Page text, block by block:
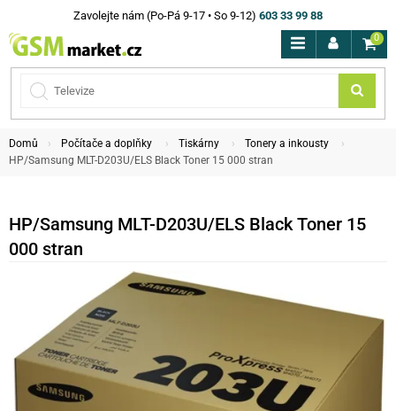
Zavolejte nám (Po-Pá 9-17 • So 9-12) 603 33 99 88
0
Domů Počítače a doplňky Tiskárny
Tonery a inkousty
HP/Samsung MLT-D203U/ELS Black Toner 15 000 stran
HP/Samsung MLT-D203U/ELS Black Toner 15
000 stran